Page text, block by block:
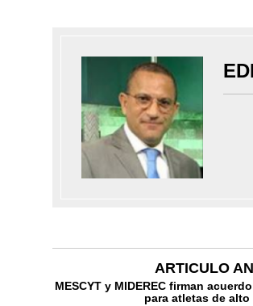
ARTICULO
MESCYT y MIDEREC firman
para atletas de